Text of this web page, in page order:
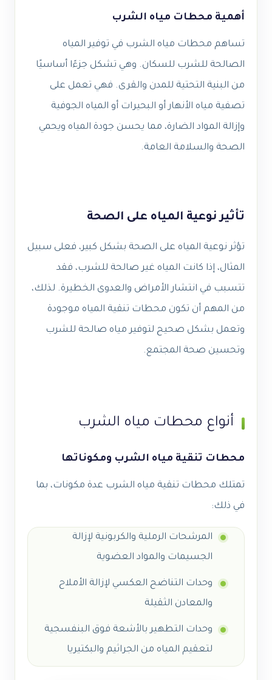
أهمية محطات مياه الشرب
تساهم محطات مياه الشرب في توفير المياه
الصالحة للشرب للسكان. وهي تشكل جزءًا أساسيًا
من البنية التحتية للمدن والقرى. فهي تعمل على
تصفية مياه الأنهار أو البحيرات أو المياه الجوفية
وإزالة المواد الضارة، مما يحسن جودة المياه ويحمي
الصحة والسلامة العامة.
تأثير نوعية المياه على الصحة
تؤثر نوعية المياه على الصحة بشكل كبير، فعلى سبيل
المثال، إذا كانت المياه غير صالحة للشرب، فقد
تتسبب في انتشار الأمراض والعدوى الخطيرة. لذلك،
من المهم أن تكون محطات تنقية المياه موجودة
وتعمل بشكل صحيح لتوفير مياه صالحة للشرب
وتحسين صحة المجتمع.
أنواع محطات مياه الشرب
محطات تنقية مياه الشرب ومكوناتها
تمتلك محطات تنقية مياه الشرب عدة مكونات، بما
في ذلك:
المرشحات الرملية والكربونية لإزالة
الجسيمات والمواد العضوية
وحدات التناضح العكسي لإزالة الأملاح
والمعادن الثقيلة
وحدات التطهير بالأشعة فوق البنفسجية
لتعقيم المياه من الجراثيم والبكتيريا